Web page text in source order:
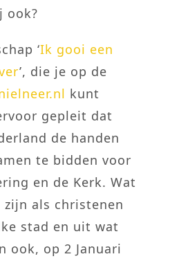
ook?
‘Ik gooi een
’, die je op de
kunt
gepleit dat
de handen
te bidden voor
en de Kerk. Wat
als christenen
stad en uit wat
ook, op 2 Januari